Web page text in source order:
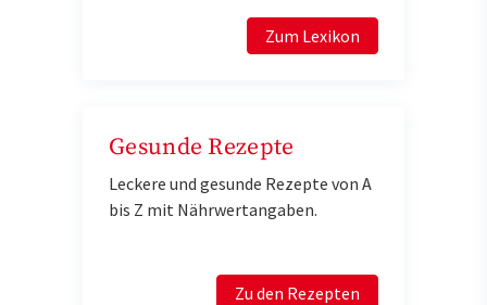
Zum Lexikon
Gesunde Rezepte
Leckere und gesunde Rezepte von A
bis Z mit Nährwertangaben.
Zu den Rezepten